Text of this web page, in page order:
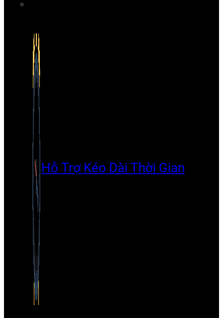
Hỗ Trợ Kéo Dài Thời Gian